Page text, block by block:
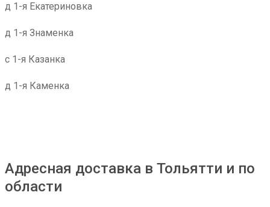
д 1-я Екатериновка
д 1-я Знаменка
с 1-я Казанка
д 1-я Каменка
Адресная доставка в Тольятти и по
области